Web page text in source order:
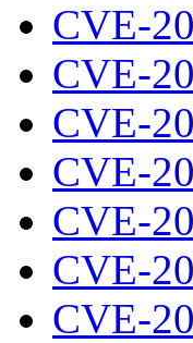
CVE-
CVE-
CVE-
CVE-
CVE-
CVE-
CVE-